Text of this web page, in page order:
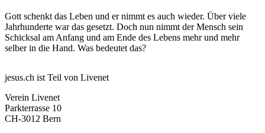
Gott schenkt das Leben und er nimmt es auch wieder. Über viele
Jahrhunderte war das gesetzt. Doch nun nimmt der Mensch sein
Schicksal am Anfang und am Ende des Lebens mehr und mehr
selber in die Hand. Was bedeutet das?
jesus.ch ist Teil von Livenet
Verein Livenet
Parkterrasse 10
CH-3012 Bern